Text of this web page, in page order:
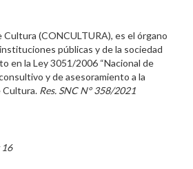
Cultura (CONCULTURA), es el órgano
públicas y de la sociedad
en la Ley 3051/2006 “Nacional de
y de asesoramiento a la
Cultura. Res. SNC N° 358/2021
16